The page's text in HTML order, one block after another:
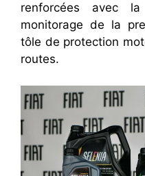
renforcées avec
monitorage de la
tôle de protection
routes.